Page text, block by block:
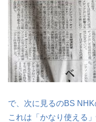
で、次に見るのBS NHK
これは「かなり使える